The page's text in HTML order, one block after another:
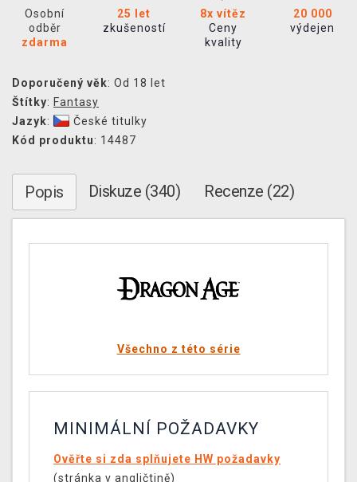
Osobní
odběr
zdarma
25 let
zkušeností
8x vítěz
Ceny
kvality
20 000
výdejen
Doporučený věk: Od 18 let
Štítky: Fantasy
Jazyk:
České titulky
Kód produktu: 14487
Popis Diskuze (340) Recenze (22)
Všechno z této série
MINIMÁLNÍ POŽADAVKY
Ověřte si zda splňujete HW požadavky
(stránka v angličtině)